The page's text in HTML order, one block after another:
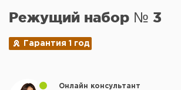
Режущий набор № 3
Гарантия 1 год
Онлайн консультант